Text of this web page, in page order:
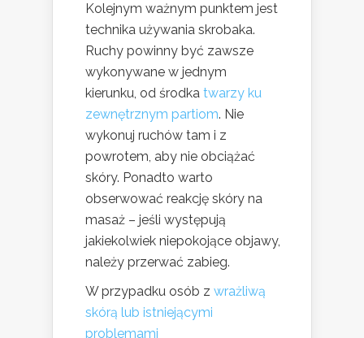
Kolejnym ważnym punktem jest
technika używania skrobaka.
Ruchy powinny być zawsze
wykonywane w jednym
kierunku, od środka twarzy ku
zewnętrznym partiom. Nie
wykonuj ruchów tam i z
powrotem, aby nie obciążać
skóry. Ponadto warto
obserwować reakcję skóry na
masaż – jeśli występują
jakiekolwiek niepokojące objawy,
należy przerwać zabieg.
W przypadku osób z wrażliwą
skórą lub istniejącymi
problemami